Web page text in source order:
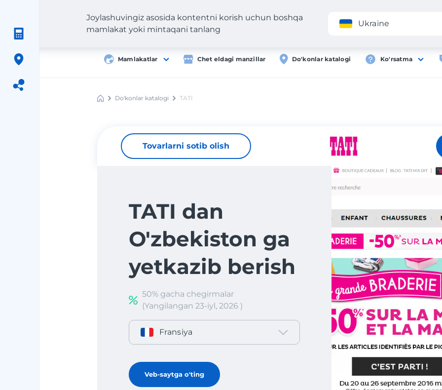
Ilova
Mamlakatlar Chet eldagi manzillar Do'konlar katalogi Ko'rsatma
Joylashuvingiz asosida kontentni korish uchun boshqa
mamlakat yoki mintaqani tanlang
Ukraine
Meest
Do'konlar katalogi TATI
Tovarlarni sotib olish
TATI dan
O'zbekiston ga
yetkazib berish
50% gacha chegirmalar
(Yangilangan 23-iyl, 2026 )
Fransiya
Veb-saytga o'ting